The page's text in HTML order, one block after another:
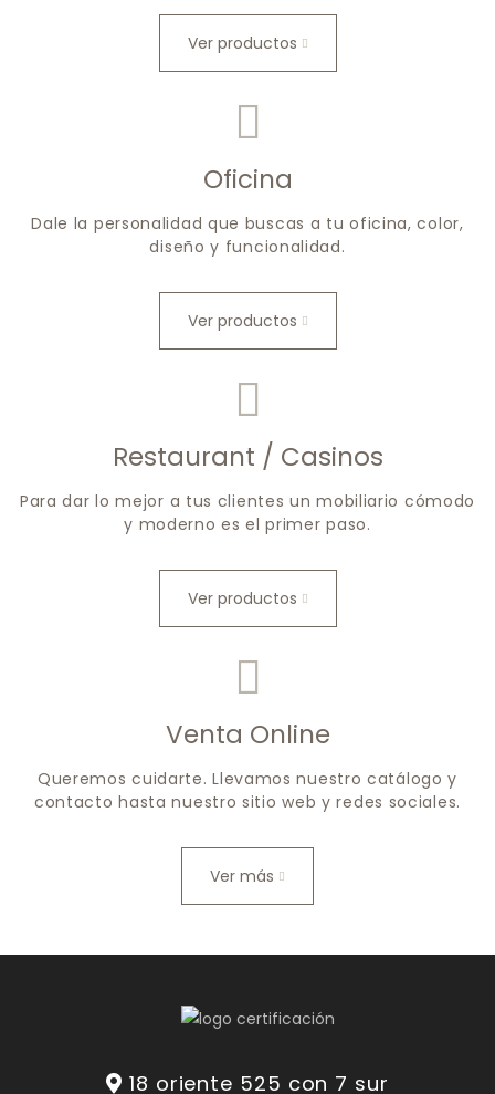
Ver productos
Oficina
Dale la personalidad que buscas a tu oficina, color,
diseño y funcionalidad.
Ver productos
Restaurant / Casinos
Para dar lo mejor a tus clientes un mobiliario cómodo
y moderno es el primer paso.
Ver productos
Venta Online
Queremos cuidarte. Llevamos nuestro catálogo y
contacto hasta nuestro sitio web y redes sociales.
Ver más
18 oriente 525 con 7 sur